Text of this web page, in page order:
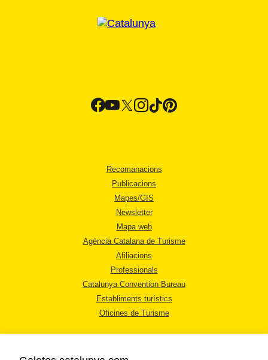
Recomanacions
Publicacions
Mapes/GIS
Newsletter
Mapa web
Agència Catalana de Turisme
Afiliacions
Professionals
Catalunya Convention Bureau
Establiments turístics
Oficines de Turisme